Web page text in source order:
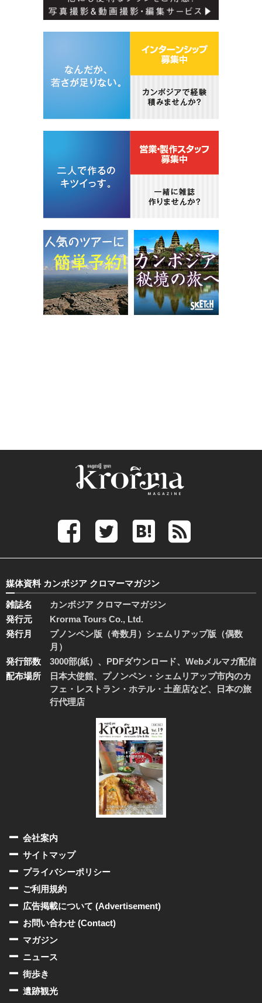
媒体資料 カンボジア クロマーマガジン
雑誌名
カンボジア クロマーマガジン
発行元
Krorma Tours Co., Ltd.
発行月
プノンペン版（奇数月）シェムリアップ版（偶数
月）
発行部数
3000部(紙）、PDFダウンロード、Webメルマガ配信
配布場所
日本大使館、プノンペン・シェムリアップ市内のカ
フェ・レストラン・ホテル・土産店など、日本の旅
行代理店
会社案内
サイトマップ
プライバシーポリシー
ご利用規約
広告掲載について (Advertisement)
お問い合わせ (Contact)
マガジン
ニュース
街歩き
遺跡観光